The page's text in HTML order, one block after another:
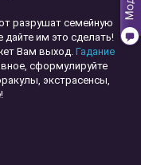
разрушат семейную
им это сделать!
Вам выход.Гадание
сформулируйте
экстрасенсы,